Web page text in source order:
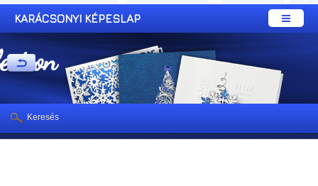
KARÁCSONYI KÉPESLAP
Keresés